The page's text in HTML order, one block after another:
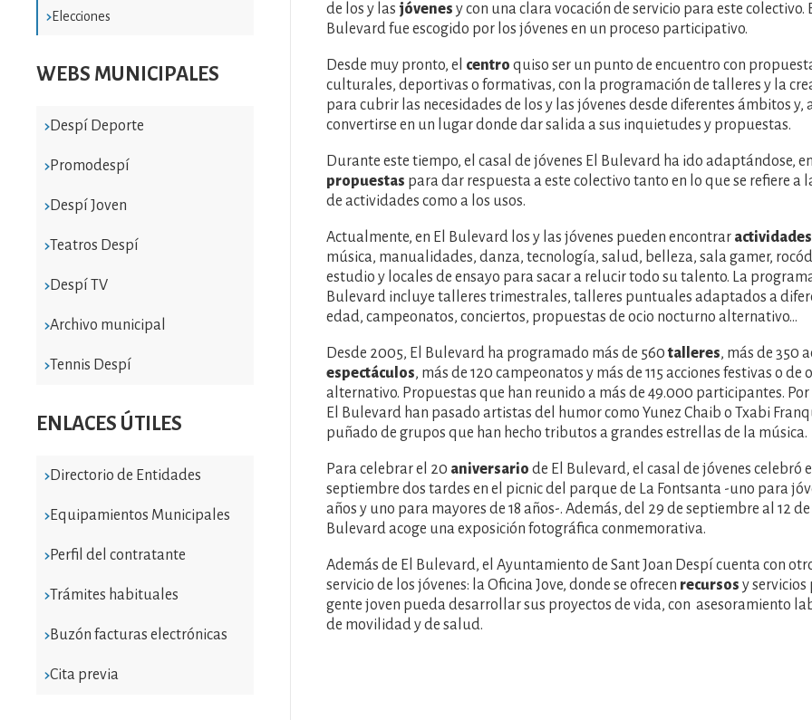
Elecciones
WEBS MUNICIPALES
Despí Deporte
Promodespí
Despí Joven
Teatros Despí
Despí TV
Archivo municipal
Tennis Despí
ENLACES ÚTILES
Directorio de Entidades
Equipamientos Municipales
Perfil del contratante
Trámites habituales
Buzón facturas electrónicas
Cita previa
de los y las jóvenes y con una clara vocación de servicio para este colectivo.
Bulevard fue escogido por los jóvenes en un proceso participativo.
Desde muy pronto, el centro quiso ser un punto de encuentro con
culturales, deportivas o formativas, con la programación de talleres y la
para cubrir las necesidades de los y las jóvenes desde diferentes ámbitos y,
convertirse en un lugar donde dar salida a sus inquietudes y propuestas.
Durante este tiempo, el casal de jóvenes El Bulevard ha ido adaptándose,
propuestas para dar respuesta a este colectivo tanto en lo que se refiere a
de actividades como a los usos.
Actualmente, en El Bulevard los y las jóvenes pueden encontrar actividades
música, manualidades, danza, tecnología, salud, belleza, sala gamer,
estudio y locales de ensayo para sacar a relucir todo su talento. La
Bulevard incluye talleres trimestrales, talleres puntuales adaptados a
edad, campeonatos, conciertos, propuestas de ocio nocturno alternativo…
Desde 2005, El Bulevard ha programado más de 560talleres, más de 350
espectáculos, más de 120 campeonatos y más de 115 acciones festivas o de
alternativo. Propuestas que han reunido a más de 49.000 participantes. Por
El Bulevard han pasado artistas del humor como Yunez Chaib o Txabi
puñado de grupos que han hecho tributos a grandes estrellas de la música.
Para celebrar el 20 aniversario de El Bulevard, el casal de jóvenes celebró
septiembre dos tardes en el picnic del parque de La Fontsanta -uno para
años y uno para mayores de 18 años-. Además, del 29 de septiembre al 12 de
Bulevard acoge una exposición fotográfica conmemorativa.
Además de El Bulevard, el Ayuntamiento de Sant Joan Despí cuenta con
servicio de los jóvenes: la Oficina Jove, donde se ofrecen recursos y
gente joven pueda desarrollar sus proyectos de vida, con asesoramiento
de movilidad y de salud.